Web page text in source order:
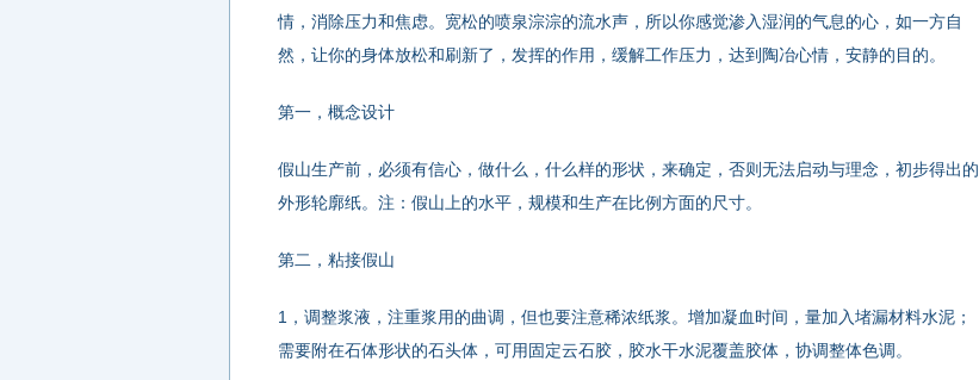
情，消除压力和焦虑。宽松的喷泉淙淙的流水声，所以你感觉渗入湿润的气息的心，如一方自
然，让你的身体放松和刷新了，发挥的作用，缓解工作压力，达到陶冶心情，安静的目的。
第一，概念设计
假山生产前，必须有信心，做什么，什么样的形状，来确定，否则无法启动与理念，初步得出的
外形轮廓纸。注：假山上的水平，规模和生产在比例方面的尺寸。
第二，粘接假山
1，调整浆液，注重浆用的曲调，但也要注意稀浓纸浆。增加凝血时间，量加入堵漏材料水泥；
需要附在石体形状的石头体，可用固定云石胶，胶水干水泥覆盖胶体，协调整体色调。